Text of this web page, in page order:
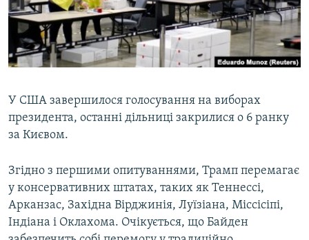
ПОДКАСТИ
КРИМ РЕАЛІЇ
РУС
УКР
КТАТ
У США завершилося голосування на виборах
президента, останні дільниці закрилися о 6 ранку
за Києвом.
Згідно з першими опитуваннями, Трамп перемагає
у консервативних штатах, таких як Теннессі,
Арканзас, Західна Вірджинія, Луїзіана, Міссісіпі,
Індіана і Оклахома. Очікується, що Байден